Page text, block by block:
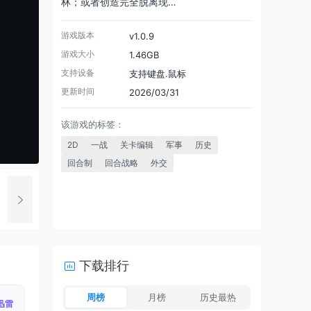
游戏版本 v1.0.9
游戏大小 1.46GB
支持设备 支持键盘.鼠标
更新时间 2026/03/31
该游戏的标签：
2D 一战 关卡编辑 军事
历史
回合制
回合战略 外交
雷
下载排行
周榜 月榜 历史最热